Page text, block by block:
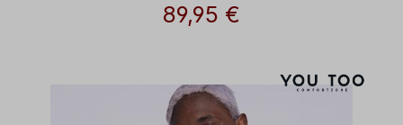
Regulärer Preis:
89,95 €